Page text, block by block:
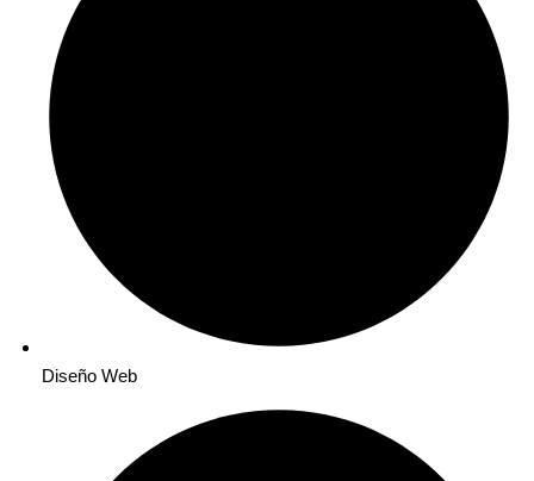
Diseño Web